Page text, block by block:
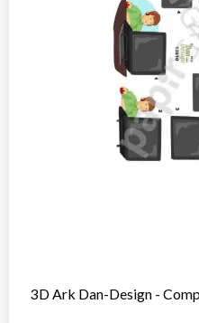
3D Ark Dan-Design -